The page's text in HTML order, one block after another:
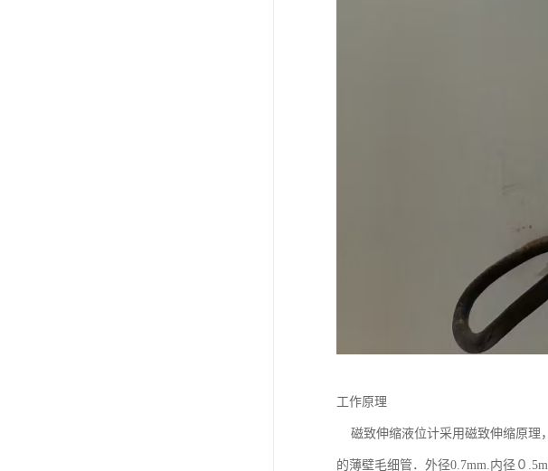
工作原理
磁致伸缩液位计采用磁致伸缩原理
的薄壁毛细管．外径0.7mm.内径０